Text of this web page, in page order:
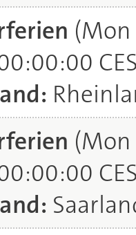
(Mon
(Mon